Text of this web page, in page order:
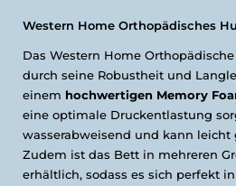
Western Home Orthopädisches
Das Western Home
durch seine Robustheit und
einem hochwertigen Memory
eine optimale Druckentlastung
wasserabweisend und kann leicht
Zudem ist das Bett in mehreren
erhältlich, sodass es sich perfekt